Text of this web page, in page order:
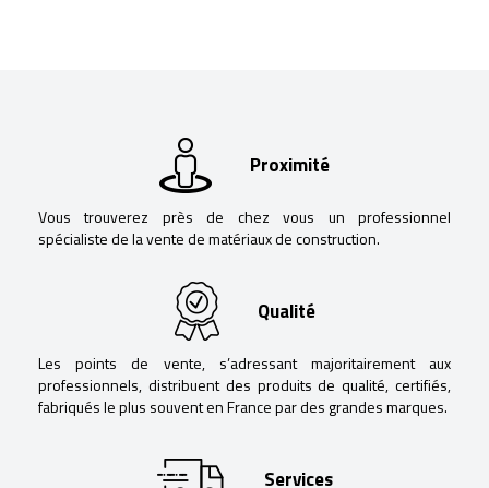
Proximité
Vous trouverez près de chez vous un professionnel
spécialiste de la vente de matériaux de construction.
Qualité
Les points de vente, s’adressant majoritairement aux
professionnels, distribuent des produits de qualité, certifiés,
fabriqués le plus souvent en France par des grandes marques.
Services